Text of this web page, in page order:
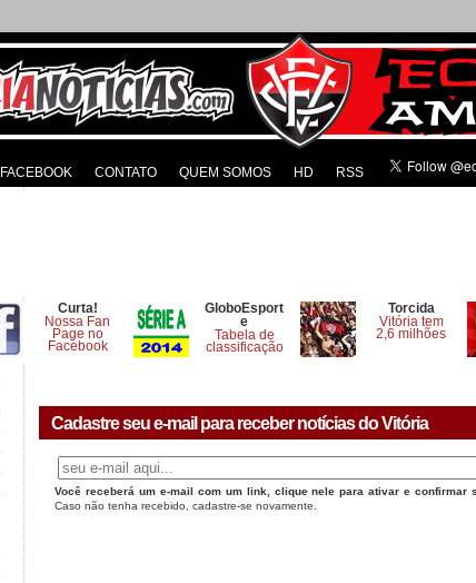
FACEBOOK CONTATO QUEM SOMOS HD RSS
Curta!
Nossa Fan
Page no
Facebook
GloboEsport
e
Tabela de
classificação
Torcida
Vitória tem
2,6 milhões
Cadastre seu e-mail para receber notícias do Vitória
Você receberá um e-mail com um link, clique nele para ativar e confirmar
Caso não tenha recebido, cadastre-se novamente.